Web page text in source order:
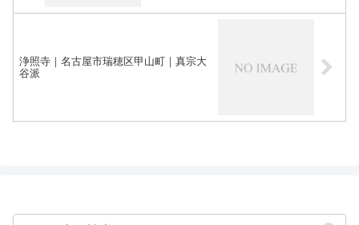
浄照寺｜名古屋市瑞穂区甲山町｜真宗大
谷派